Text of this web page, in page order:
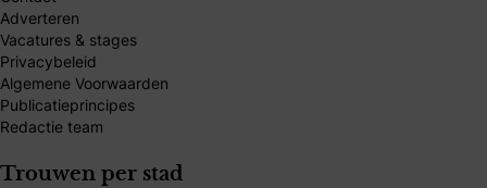
Adverteren
Vacatures & stages
Privacybeleid
Algemene Voorwaarden
Publicatieprincipes
Redactie team
Trouwen per stad